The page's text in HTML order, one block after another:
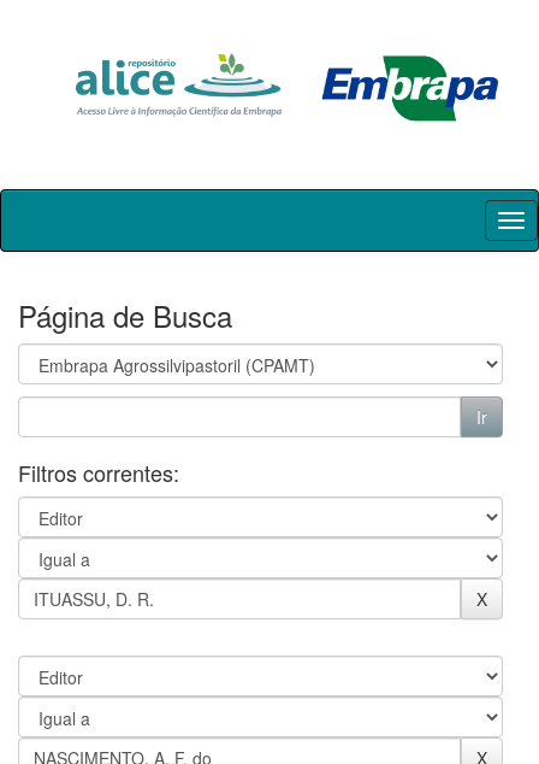
Skip
Página de Busca
Filtros correntes: